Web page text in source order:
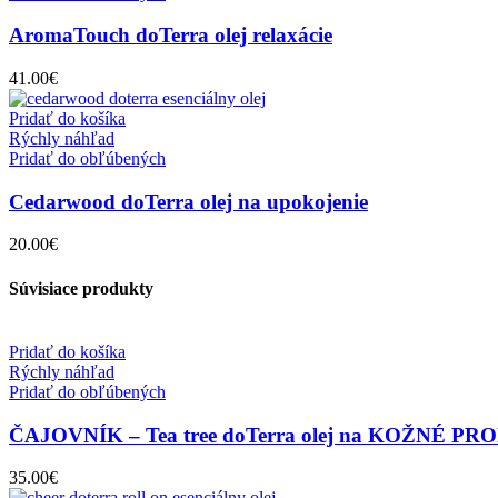
AromaTouch doTerra olej relaxácie
41.00€
Pridať do košíka
Rýchly náhľad
Pridať do obľúbených
Cedarwood doTerra olej na upokojenie
20.00€
Súvisiace produkty
Pridať do košíka
Rýchly náhľad
Pridať do obľúbených
ČAJOVNÍK – Tea tree doTerra olej na KOŽNÉ
35.00€